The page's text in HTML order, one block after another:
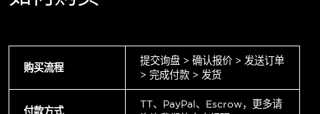
购买流程
提交询盘 > 确认报价 > 发送订单
> 完成付款 > 发货
付款方式
TT、PayPal、Escrow，更多请